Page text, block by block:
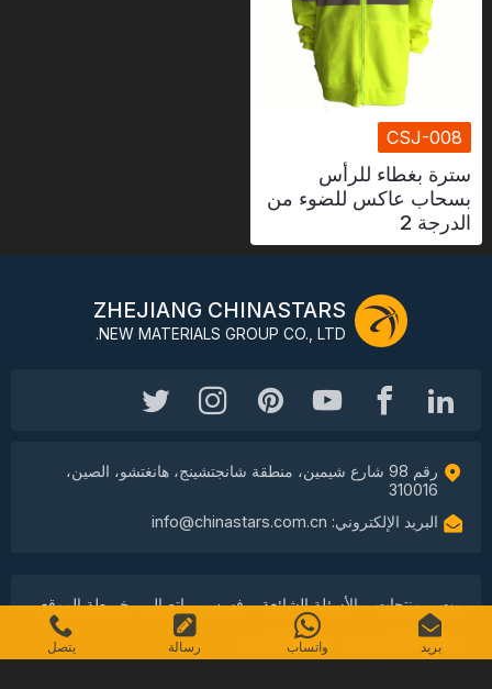
CSJ-008
سترة بغطاء للرأس
بسحاب عاكس للضوء من
الدرجة 2
ZHEJIANG CHINASTARS
NEW MATERIALS GROUP CO., LTD.
رقم 98 شارع شيمين، منطقة شانجتشينج، هانغتشو، الصين،
310016
البريد الإلكتروني: info@chinastars.com.cn
بيت منتجات الأسئلة الشائعة فهرس اتصال
خريطة الموقع
سياسة الخصوصية
شروط الخدمة بريد واتساب رسالة يتصل